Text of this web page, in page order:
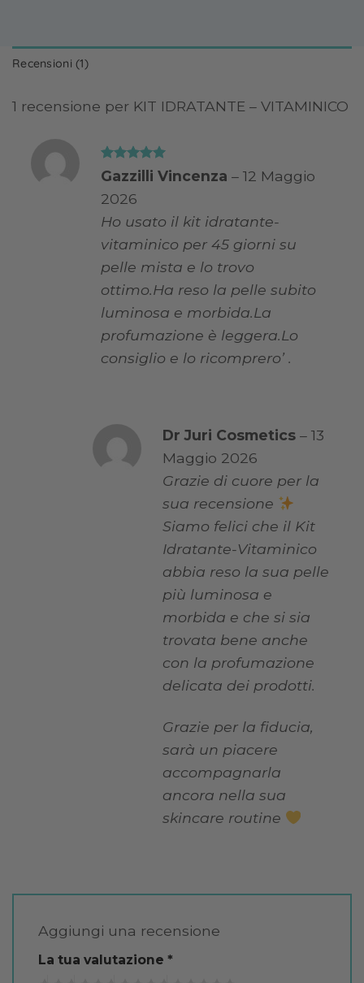
Recensioni (1)
1 recensione per KIT IDRATANTE – VITAMINICO
Valutato5
su 5
Gazzilli Vincenza– 12 Maggio
2026
Ho usato il kit idratante-
vitaminico per 45 giorni su
pelle mista e lo trovo
ottimo.Ha reso la pelle subito
luminosa e morbida.La
profumazione è leggera.Lo
consiglio e lo ricomprero’ .
Dr Juri Cosmetics – 13
Maggio 2026
Grazie di cuore per la
sua recensione
Siamo felici che il Kit
Idratante-Vitaminico
abbia reso la sua pelle
più luminosa e
morbida e che si sia
trovata bene anche
con la profumazione
delicata dei prodotti.
Grazie per la fiducia,
sarà un piacere
accompagnarla
ancora nella sua
skincare routine
Aggiungi una recensione
La tua valutazione *